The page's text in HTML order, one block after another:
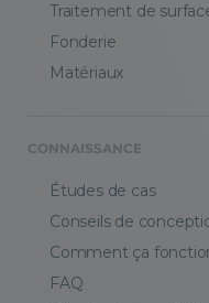
Traitement de
Fonderie
Matériaux
CONNAISSANCE
Études de cas
Conseils de
Comment ça
FAQ